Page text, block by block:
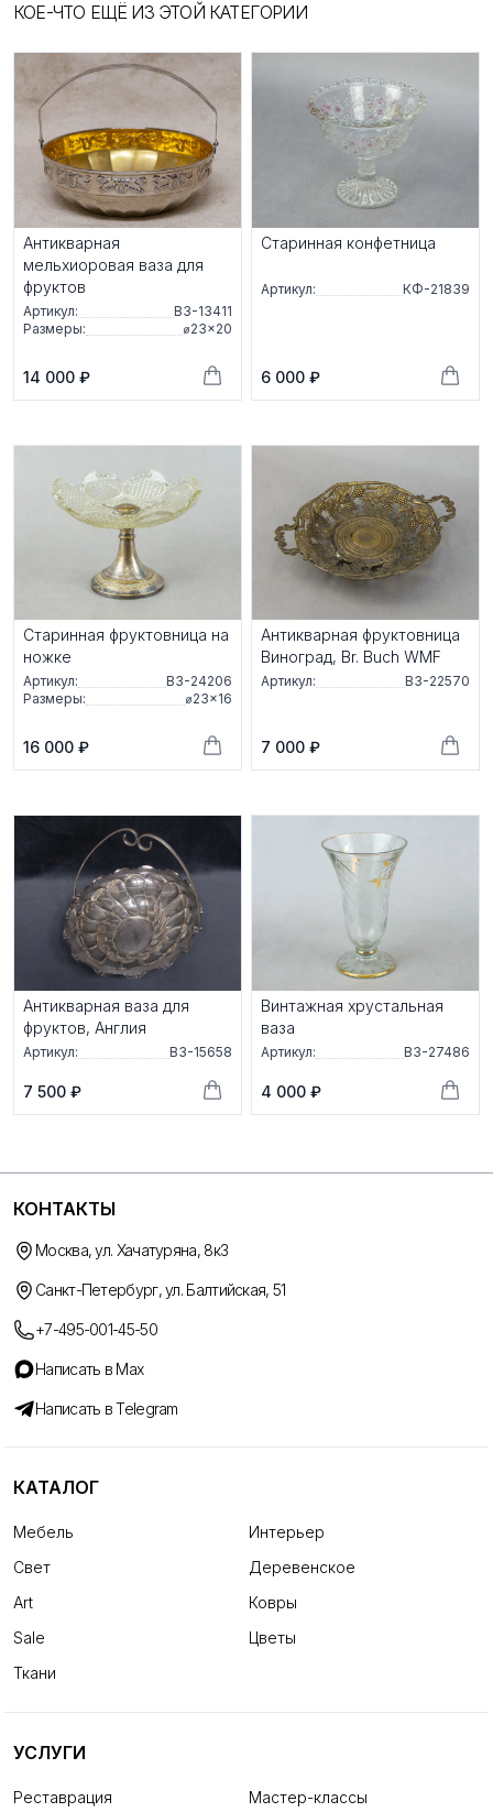
КОЕ-ЧТО ЕЩЁ ИЗ ЭТОЙ КАТЕГОРИИ
Антикварная
мельхиоровая ваза для
фруктов
Артикул:
ВЗ-13411
Размеры:
⌀23×20
14 000 ₽
Старинная конфетница
Артикул: КФ-21839
6 000 ₽
Старинная фруктовница на
ножке
Артикул:
ВЗ-24206
Размеры:
⌀23×16
16 000 ₽
Антикварная фруктовница
Виноград, Br. Buch WMF
Артикул: ВЗ-22570
7 000 ₽
Антикварная ваза для
фруктов, Англия
Артикул: ВЗ-15658
7 500 ₽
Винтажная хрустальная
ваза
Артикул: ВЗ-27486
4 000 ₽
КОНТАКТЫ
Москва, ул. Хачатуряна, 8к3
Санкт-Петербург, ул. Балтийская, 51
+7-495-001-45-50
Написать в Max
Написать в Telegram
КАТАЛОГ
Мебель
Интерьер
Свет
Деревенское
Art
Ковры
Sale
Цветы
Ткани
УСЛУГИ
Реставрация Мастер-классы